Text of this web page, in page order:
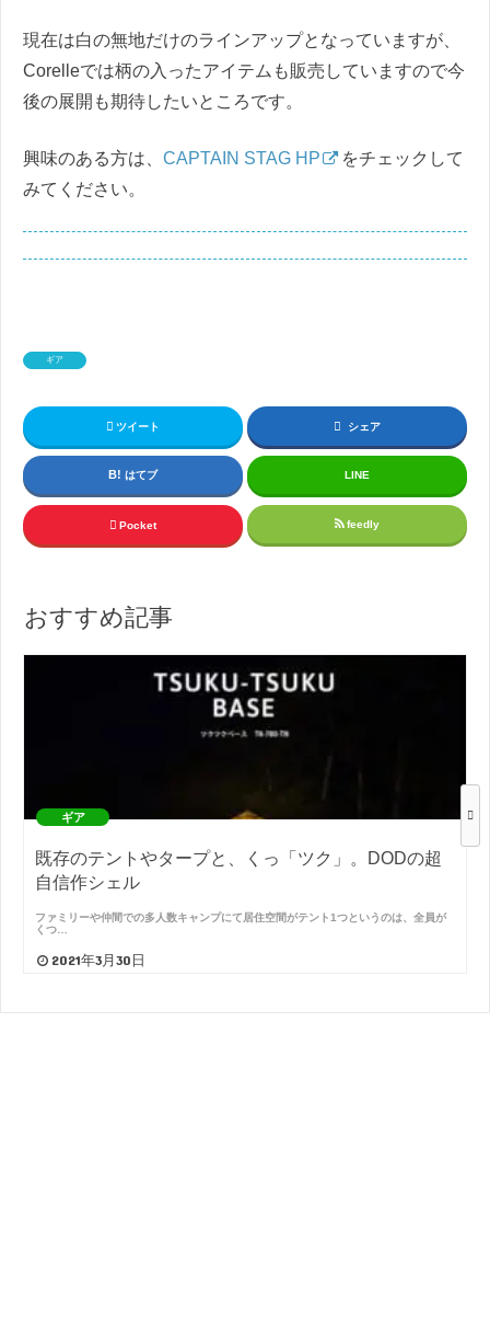
現在は白の無地だけのラインアップとなっていますが、
Corelleでは柄の入ったアイテムも販売していますので今
後の展開も期待したいところです。
興味のある方は、 CAPTAIN STAG HP
をチェックして
みてください。
ギア
ツイート シェア
はてブ LINE
Pocket feedly
おすすめ記事
ギア
既存のテントやタープと、くっ「ツク」。DODの超
自信作シェル
ファミリーや仲間での多人数キャンプにて居住空間がテント1つというのは、全員が
くつ…
2021年3月30日